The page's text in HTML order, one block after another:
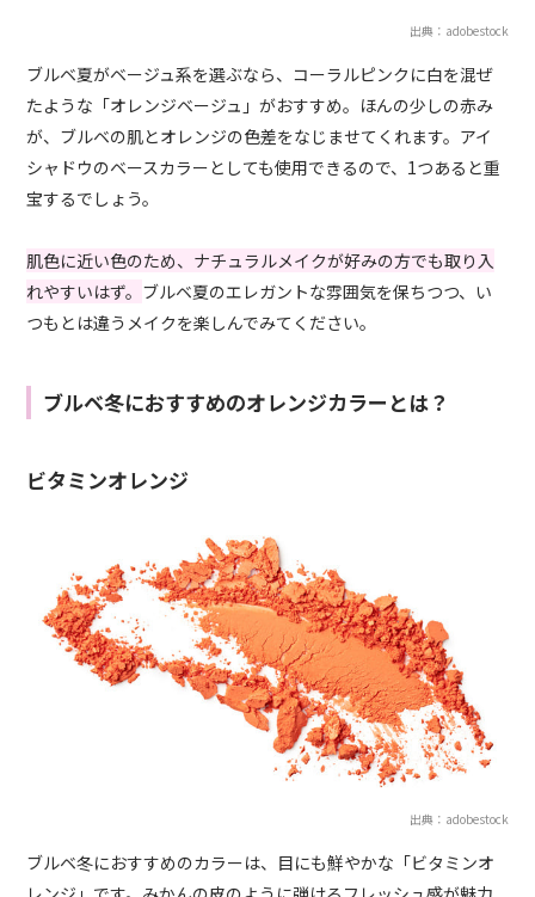
出典：adobestock
ブルベ夏がベージュ系を選ぶなら、コーラルピンクに白を混ぜ
たような「オレンジベージュ」がおすすめ。ほんの少しの赤み
が、ブルベの肌とオレンジの色差をなじませてくれます。アイ
シャドウのベースカラーとしても使用できるので、1つあると重
宝するでしょう。
肌色に近い色のため、ナチュラルメイクが好みの方でも取り入
れやすいはず。 ブルベ夏のエレガントな雰囲気を保ちつつ、い
つもとは違うメイクを楽しんでみてください。
ブルベ冬におすすめのオレンジカラーとは？
ビタミンオレンジ
出典：adobestock
ブルベ冬におすすめのカラーは、目にも鮮やかな「ビタミンオ